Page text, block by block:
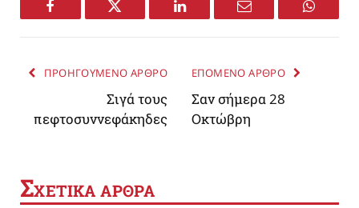
Facebook Twitter LinkedIn Email
ΠΡΟΗΓΟΥΜΕΝΟ ΑΡΘΡΟ
Σιγά τους
πεφτοσυννεφάκηδες
ΕΠΟΜΕΝΟ ΑΡΘΡΟ
Σαν σήμερα 28
Οκτώβρη
ΣΧΕΤΙΚΑ ΑΡΘΡΑ